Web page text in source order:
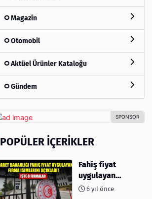
Magazin
Otomobil
Aktüel Ürünler Kataloğu
Gündem
POPÜLER İÇERIKLER
Fahiş fiyat
uygulayan
firmalar açıklandı
6 yıl önce